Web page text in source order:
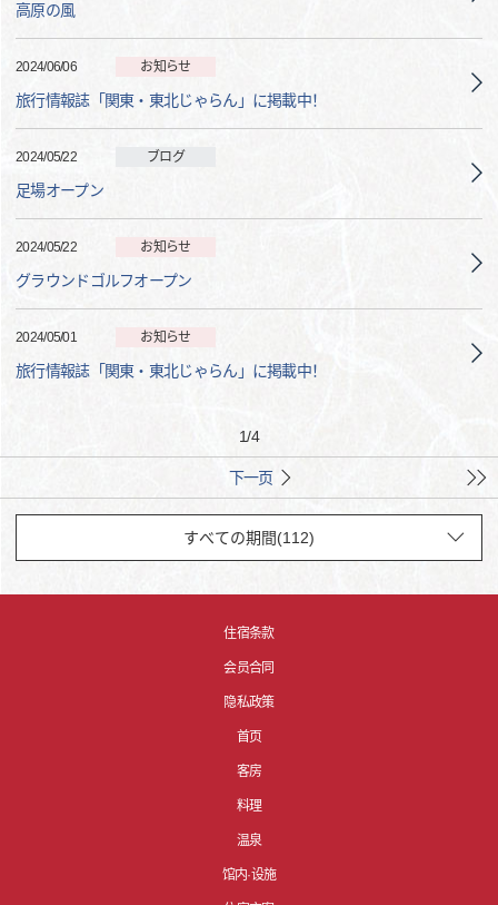
高原の風
2024/06/06 お知らせ
旅行情報誌「関東・東北じゃらん」に掲載中！
2024/05/22 ブログ
足場オープン
2024/05/22 お知らせ
グラウンドゴルフオープン
2024/05/01 お知らせ
旅行情報誌「関東・東北じゃらん」に掲載中！
1/4
下一页
住宿条款
会员合同
隐私政策
首页
客房
料理
温泉
馆内·设施